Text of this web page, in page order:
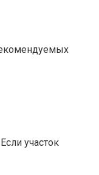
участок